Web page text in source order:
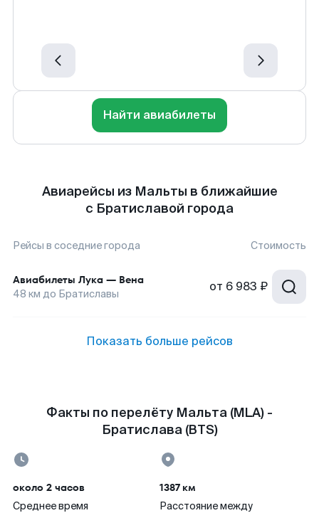
Найти авиабилеты
Авиарейсы из Мальты в ближайшие
с Братиславой города
Рейсы в соседние города Стоимость
Авиабилеты Лука — Вена
48 км до Братиславы от 6 983 ₽
Показать больше рейсов
Факты по перелёту Мальта (MLA) -
Братислава (BTS)
около 2 часов
Среднее время
1387 км
Расстояние между